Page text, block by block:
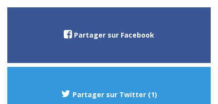
Partager sur Facebook
Partager sur Twitter (1)